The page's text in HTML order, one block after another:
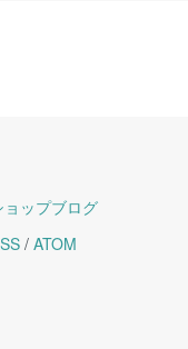
ョップブログ
/ ATOM